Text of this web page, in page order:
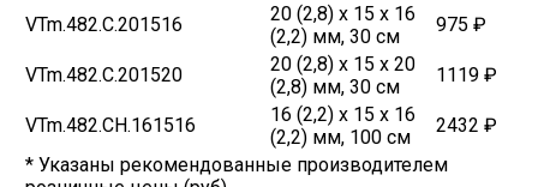
VTm.482.C.201516
20 (2,8) х 15 х 16
(2,2) мм, 30 см
975 ₽
VTm.482.C.201520
20 (2,8) х 15 х 20
(2,8) мм, 30 см
1119 ₽
VTm.482.CH.161516
16 (2,2) х 15 х 16
(2,2) мм, 100 см
2432 ₽
* Указаны рекомендованные производителем